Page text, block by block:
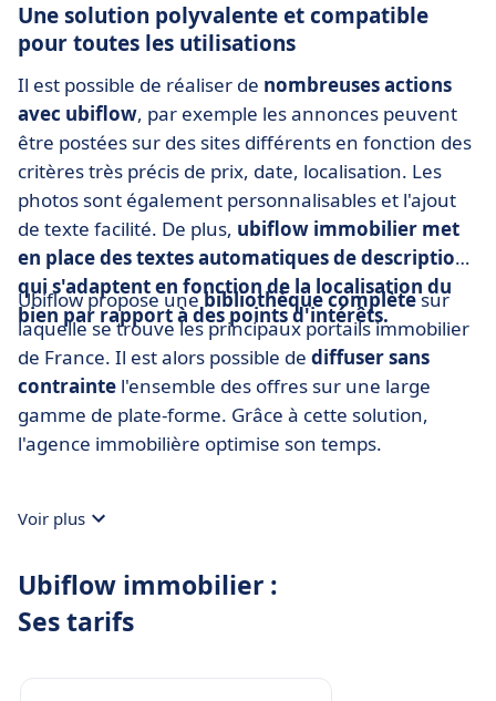
Une solution polyvalente et compatible
pour toutes les utilisations
Il est possible de réaliser de nombreuses actions
avec ubiflow, par exemple les annonces peuvent
être postées sur des sites différents en fonction des
critères très précis de prix, date, localisation. Les
photos sont également personnalisables et l'ajout
de texte facilité. De plus, ubiflow immobilier met
en place des textes automatiques de description
qui s'adaptent en fonction de la localisation du
bien par rapport à des points d'intérêts.
Ubiflow propose unebibliothèque complètesur
laquelle se trouve les principaux portails immobilier
de France. Il est alors possible de diffuser sans
contrainte l'ensemble des offres sur une large
gamme de plate-forme. Grâce à cette solution,
l'agence immobilière optimise son temps.
Voir plus
Ubiflow immobilier :
Ses tarifs